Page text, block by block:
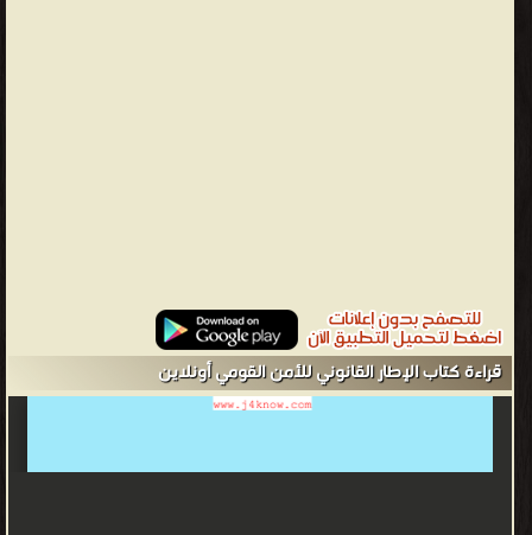
قراءة كتاب الإطار القانوني للأمن القومي أونلاين